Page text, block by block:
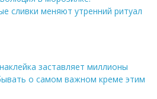
сливки меняют утренний ритуал
заставляет миллионы
о самом важном креме этим